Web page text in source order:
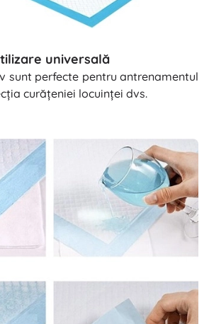
universală
sunt perfecte pentru antrenamentul
curățeniei locuinței dvs.